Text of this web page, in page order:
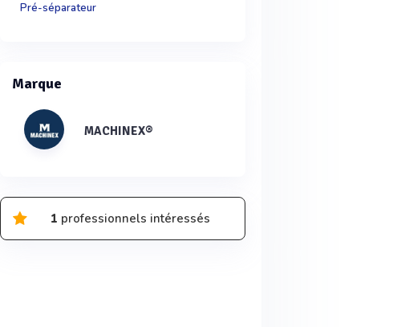
Pré-séparateur
Marque
MACHINEX®
1 professionnels intéressés